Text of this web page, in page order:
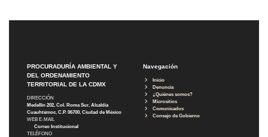
PROCURADURÍA AMBIENTAL Y
DEL ORDENAMIENTO
TERRITORIAL DE LA CDMX
DIRECCIÓN
Medellín 202, Col. Roma Sur, Alcaldía
Cuauhtémoc, C.P. 06700, Ciudad de México
WEB E-MAIL
Correo Institucional
TELÉFONO
Navegación
Inicio
Denuncia
¿Quiénes somos?
Micrositios
Comunicados
Consejo de Gobierno